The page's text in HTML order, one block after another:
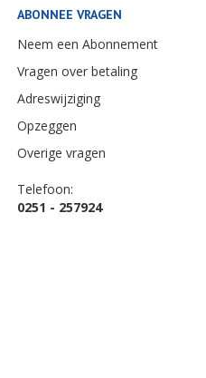
ABONNEE VRAGEN
Neem een Abonnement
Vragen over betaling
Adreswijziging
Opzeggen
Overige vragen
Telefoon:
0251 - 257924